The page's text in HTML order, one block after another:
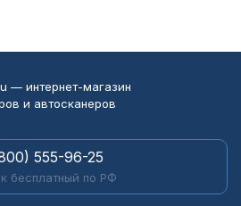
— интернет-магазин
и автосканеров
555-96-25
бесплатный по РФ